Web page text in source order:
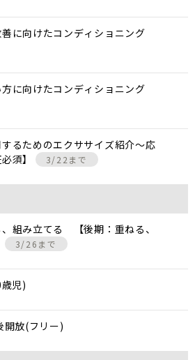
に向けたコンディショニング
に向けたコンディショニング
るためのエクササイズ紹介〜応
須】
3/22まで
組み立てる 【後期：重ねる、
3/26まで
児)
開放(フリー)